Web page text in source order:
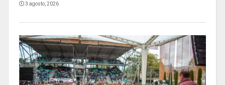
3 agosto, 2026